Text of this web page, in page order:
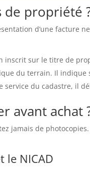
de propriété
d’une facture
inscrit sur le titre de
du terrain. Il
service du cadastre, il
avant achat
jamais de
le NICAD